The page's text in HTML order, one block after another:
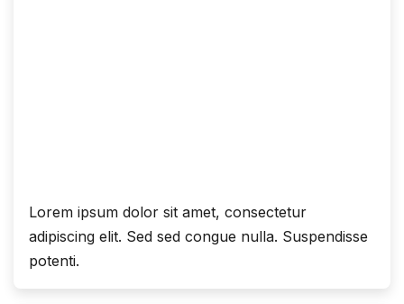
Lorem ipsum dolor sit amet, consectetur
adipiscing elit. Sed sed congue nulla. Suspendisse
potenti.